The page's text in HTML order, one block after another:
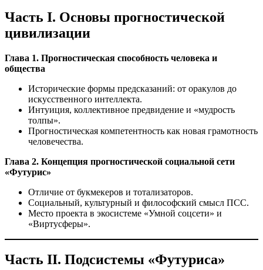
Часть I. Основы прогностической
цивилизации
Глава 1. Прогностическая способность человека и
общества
Исторические формы предсказаний: от оракулов до
искусственного интеллекта.
Интуиция, коллективное предвидение и «мудрость
толпы».
Прогностическая компетентность как новая грамотность
человечества.
Глава 2. Концепция прогностической социальной сети
«Футурис»
Отличие от букмекеров и тотализаторов.
Социальный, культурный и философский смысл ПСС.
Место проекта в экосистеме «Умной соцсети» и
«Виртусферы».
Часть II. Подсистемы «Футуриса»